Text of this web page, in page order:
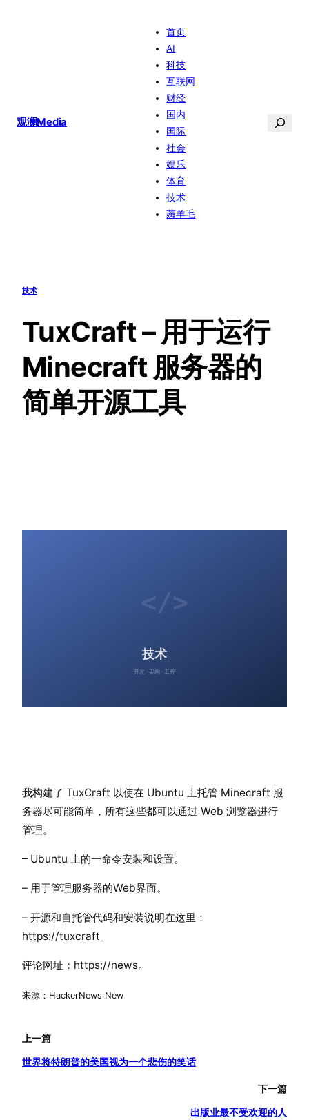
观澜Media
首页
AI
科技
互联网
财经
国内
国际
社会
娱乐
体育
技术
薅羊毛
搜
技术
TuxCraft – 用于运行
Minecraft 服务器的
简单开源工具
我构建了 TuxCraft 以使在 Ubuntu 上托管 Minecraft 服
务器尽可能简单，所有这些都可以通过 Web 浏览器进行
管理。
– Ubuntu 上的一命令安装和设置。
– 用于管理服务器的Web界面。
– 开源和自托管代码和安装说明在这里：
https://tuxcraft。
评论网址：https://news。
来源：HackerNews New
上一篇
世界将特朗普的美国视为一个悲伤的笑话
下一篇
出版业最不受欢迎的人